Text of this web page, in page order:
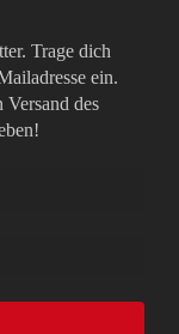
Trage dich
ein.
des